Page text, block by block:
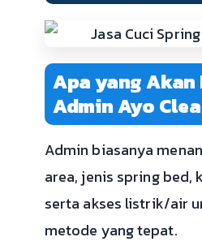
Apa yang
Admin Ayo
Admin biasanya
area, jenis spring bed,
serta akses listrik/air
metode yang tepat.